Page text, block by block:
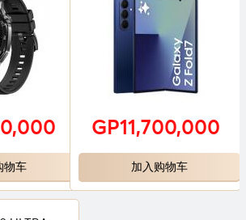
物车
GP11,700,000
加入购物车